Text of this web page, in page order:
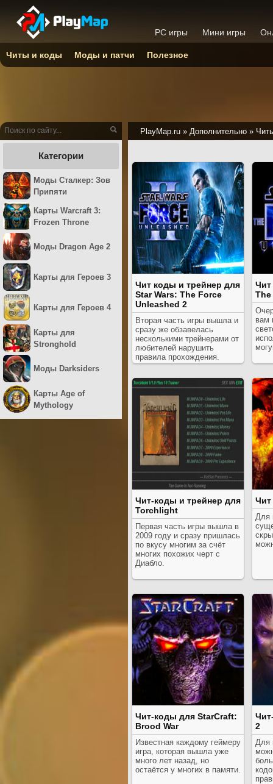
PlayMap.ru » Дополнительно »
Чит коды и трейнер для
Star Wars: The Force
Unleashed 2
Вторая часть игры вышла и
сразу же обзавелась
несколькими трейнерами от
любителей нарушить
правила прохождения.
Чит
вам
Чит-коды и трейнер для
Torchlight
Первая часть игры вышла в
2009 году и сразу пришлась
по вкусу многим за счёт
многих похожих черт с
Диабло.
Чит
Для
Чит-коды для StarCraft:
Brood War
Известная каждому геймеру
игра, которая вышла уже
много лет назад, но
остаётся у многих в памяти.
2
Для
Категории
Моды Сталкер: Зов
Припяти
Карты Warcraft 3:
Frozen Throne
Моды Dragon Age 2
Карты для Героев 3
Карты для Героев 4
Карты для
Stronghold
Моды Darksiders
Карты Age of
Mythology
PC игры Мини игры
Читы и коды Моды и патчи Полезное